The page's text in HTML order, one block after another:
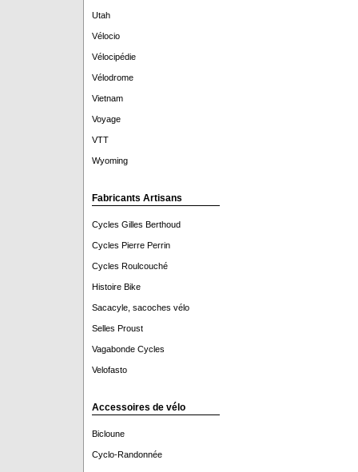
Utah
Vélocio
Vélocipédie
Vélodrome
Vietnam
Voyage
VTT
Wyoming
Fabricants Artisans
Cycles Gilles Berthoud
Cycles Pierre Perrin
Cycles Roulcouché
Histoire Bike
Sacacyle, sacoches vélo
Selles Proust
Vagabonde Cycles
Velofasto
Accessoires de vélo
Bicloune
Cyclo-Randonnée